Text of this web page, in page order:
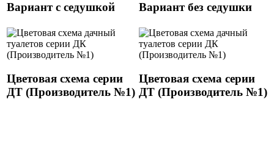
Вариант с седушкой Вариант без седушки
Цветовая схема серии
ДТ (Производитель №1)
Цветовая схема серии
ДТ (Производитель №1)